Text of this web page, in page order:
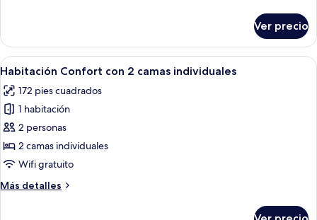
Single
with
Shower
Ver precio
Abrir
todas
las
fotos
de
Habitación
Confort
2
Un dormitorio moderno con forma
5
Habitación Confort con 2 camas individuales
172 pies cuadrados
1 habitación
2 personas
2 camas individuales
Wifi gratuito
Más detalles
Más